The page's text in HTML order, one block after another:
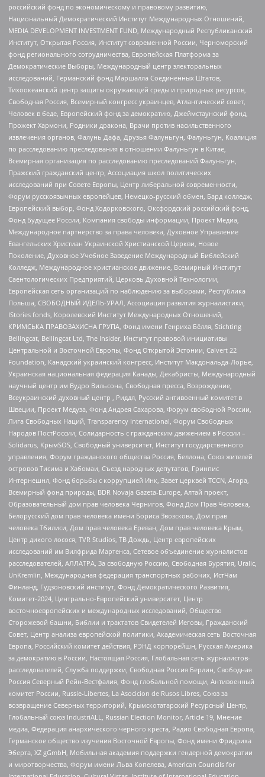
российский фонд по экономическому и правовому развитию,
Национальный Демократический Институт Международных Отношений,
MEDIA DEVELOPMENT INVESTMENT FUND, Международный Республиканский
Институт, Открытая Россия, Институт современной России, Черноморский
фонд регионального сотрудничества, Европейская Платформа за
Демократические Выборы, Международный центр электоральных
исследований, Германский фонд Маршалла Соединенных Штатов,
Тихоокеанский центр защиты окружающей среды и природных ресурсов,
Свободная Россия, Всемирный конгресс украинцев, Атлантический совет,
Человек в беде, Европейский фонд за демократию, Джеймстаунский фонд,
Прожект Хармони, Родники дракона, Врачи против насильственного
извлечения органов, Фалунь Дафа, Друзья Фалуньгун, Фалуньгун, Коалиция
по расследованию преследования в отношении Фалуньгун в Китае,
Всемирная организация по расследованию преследований Фалуньгун,
Пражский гражданский центр, Ассоциация школ политических
исследований при Совете Европы, Центр либеральной современности,
Форум русскоязычных европейцев, Немецко-русский обмен, Бард колледж,
Европейский выбор, Фонд Ходорковского, Оксфордский российский фонд,
Фонд Будущее России, Компания свободы информации, Проект Медиа,
Международное партнерство за права человека, Духовное Управление
Евангельских Христиан Украинской Христианской Церкви, Новое
Поколение, Духовное Учебное Заведение Международный Библейский
Колледж, Международное христианское движение, Всемирный Институт
Саентологических Предприятий, Церковь Духовной Технологии,
Европейская сеть организаций по наблюдению за выборами, Республика
Польша, СВОБОДНЫЙ ИДЕЛЬ-УРАЛ, Ассоциация развития журналистики,
IStories fonds, Королевский Институт Международных Отношений,
КРИМСЬКА ПРАВОЗАХИСНА ГРУПА, Фонд имени Генриха Бёлля, Stichting
Bellingcat, Bellingcat Ltd, The Insider, Институт правовой инициативы
Центральной и Восточной Европы, Фонд Открытой Эстонии, Calvert 22
Foundation, Канадский украинский конгресс, Институт Макдональда-Лорье,
Украинская национальная федерация Канады, Декабристы, Международный
научный центр им Вудро Вильсона, Свободная пресса, Возрождение,
Всеукраинский духовный центр , Риддл, Русский антивоенный комитет в
Швеции, Проект Медуза, Фонд Андрея Сахарова, Форум свободной России,
Лига Свободных Наций, Transparеncy International, Форум Свободных
Народов ПостРоссии, Солидарность с гражданским движением в России –
Solidarus, КрымSOS, Свободный университет, Институт государственного
управления, Форум гражданского общества Россия, Беллона, Союз жителей
островов Тисима и Хабомаи, Съезд народных депутатов, Гринпис
Интернешнл, Фонд борьбы с коррупцией Инк, Завет церквей TCCN, Агора,
Всемирный фонд природы, BDR Novaja Gazeta-Europe, Алтай проект,
Образовательный дом прав человека Чернигов, Фонд Дом Прав Человека,
Белорусский дом прав человека имени Бориса Звозскова, Дом прав
человека Тбилиси, Дом прав человека Ереван, Дом прав человека Крым,
Центр дикого лосося, TVR Studios, ТВ Дождь, Центр европейских
исследований им Вилфрида Мартенса, Сетевое объединение журналистов
расследователей, АЛЛАТРА, За свободную Россию, Свободная Бурятия, Uralic,
UnKremlin, Международная федерация транспортных рабочих, ИстЧам
Финланд, Гудзоновский институт, Фонд Демократического Развития,
Комитет-2024, Центрально-Европейский университет, Центр
восточноевропейских и международных исследований, Общество
Сторожевой башни, Библии и трактатов Свидетелей Иеговы, Гражданский
Совет, Центр анализа европейской политики, Академическая сеть Восточная
Европа, Российский комитет действия, РЭНД корпорейшн, Русская Америка
за демократию в России, Настоящая Россия, Глобальная сеть журналистов-
расследователей, Служба поддержки, Свободная Россия Берлин, Свободная
Россия Северный Рейн-Вестфалия, Фонд глобальной помощи, Антивоенный
комитет России, Russie-Libertes, La Asocicion de Rusos Libres, Союз за
возвращение Северных территорий, Крымскотатарский Ресурсный Центр,
Глобальный союз IndustriALL, Russian Election Monitor, Article 19, Мнение
медиа, Федерация анархического черного креста, Радио Свободная Европа,
Германское общество изучения Восточной Европы, Фонд имени Фридриха
Эберта, XZ gGmbH, Мобильная академия поддержки гендерной демократии
и миротворчества, Форум имени Льва Копелева, American Councils for